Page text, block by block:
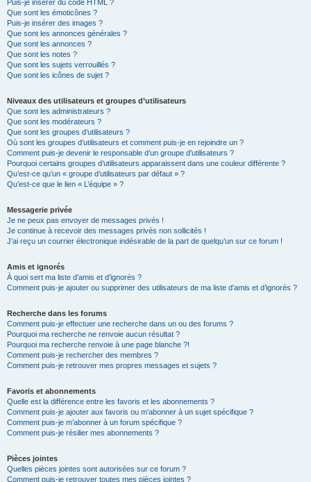
Puis-je insérer du code HTML ?
Que sont les émoticônes ?
Puis-je insérer des images ?
Que sont les annonces générales ?
Que sont les annonces ?
Que sont les notes ?
Que sont les sujets verrouillés ?
Que sont les icônes de sujet ?
Niveaux des utilisateurs et groupes d’utilisateurs
Que sont les administrateurs ?
Que sont les modérateurs ?
Que sont les groupes d’utilisateurs ?
Où sont les groupes d’utilisateurs et comment puis-je en rejoindre un ?
Comment puis-je devenir le responsable d’un groupe d’utilisateurs ?
Pourquoi certains groupes d’utilisateurs apparaissent dans une couleur différente ?
Qu’est-ce qu’un « groupe d’utilisateurs par défaut » ?
Qu’est-ce que le lien « L’équipe » ?
Messagerie privée
Je ne peux pas envoyer de messages privés !
Je continue à recevoir des messages privés non sollicités !
J’ai reçu un courrier électronique indésirable de la part de quelqu’un sur ce forum !
Amis et ignorés
À quoi sert ma liste d’amis et d’ignorés ?
Comment puis-je ajouter ou supprimer des utilisateurs de ma liste d’amis et d’ignorés ?
Recherche dans les forums
Comment puis-je effectuer une recherche dans un ou des forums ?
Pourquoi ma recherche ne renvoie aucun résultat ?
Pourquoi ma recherche renvoie à une page blanche ?!
Comment puis-je rechercher des membres ?
Comment puis-je retrouver mes propres messages et sujets ?
Favoris et abonnements
Quelle est la différence entre les favoris et les abonnements ?
Comment puis-je ajouter aux favoris ou m’abonner à un sujet spécifique ?
Comment puis-je m’abonner à un forum spécifique ?
Comment puis-je résilier mes abonnements ?
Pièces jointes
Quelles pièces jointes sont autorisées sur ce forum ?
Comment puis-je retrouver toutes mes pièces jointes ?